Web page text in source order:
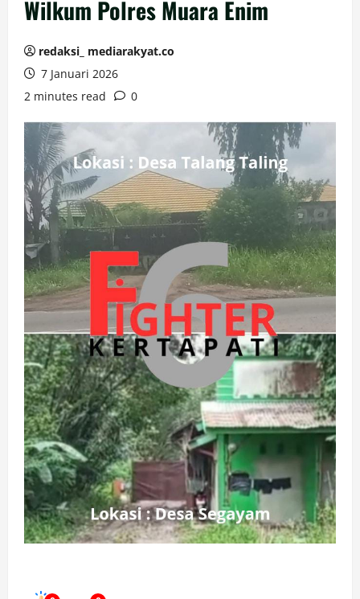
Wilkum Polres Muara Enim
redaksi_ mediarakyat.co
7 Januari 2026
2 minutes read
0